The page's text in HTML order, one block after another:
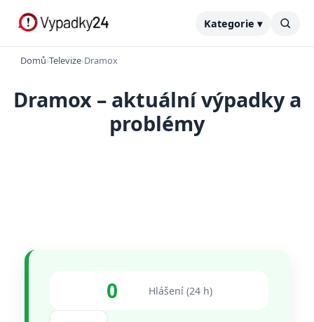
Kategorie ▾
Domů›Televize›Dramox
Dramox – aktuální výpadky a
problémy
0 Hlášení (24 h)